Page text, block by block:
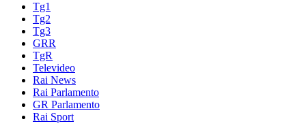
Tg1
Tg2
Tg3
GRR
TgR
Televideo
Rai News
Rai Parlamento
GR Parlamento
Rai Sport